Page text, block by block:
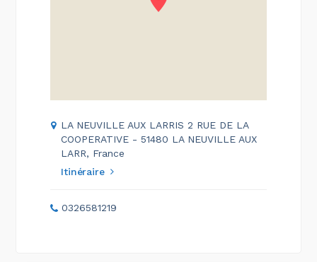
LA NEUVILLE AUX LARRIS 2 RUE DE LA
COOPERATIVE - 51480 LA NEUVILLE AUX
LARR, France
Itinéraire
0326581219